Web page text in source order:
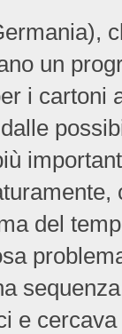
un
i cartoni
del
e